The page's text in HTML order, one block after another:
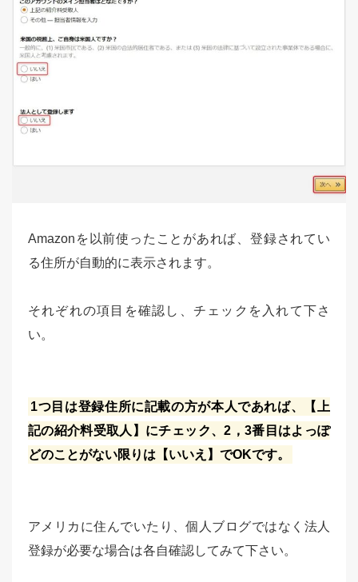
Amazonを以前使ったことがあれば、登録されてい
る住所が自動的に表示されます。
それぞれの項目を確認し、チェックを入れて下さ
い。
1つ目は登録住所に記載の方が本人であれば、【上
記の紹介料受取人】にチェック、2，3番目はよっぽ
どのことがない限りは【いいえ】でOKです。
アメリカに住んでいたり、個人ブログではなく法人
登録が必要な場合は各自確認してみて下さい。